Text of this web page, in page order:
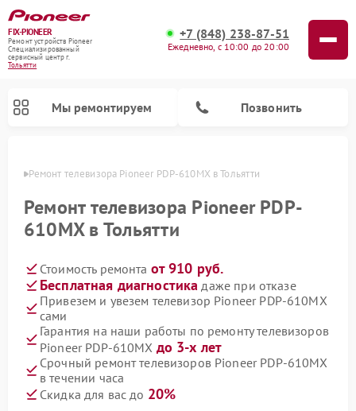
FIX-PIONEER
Ремонт устройств Pioneer
Специализированный
cервисный центр г.
Тольятти
+7 (848) 238-87-51
Ежедневно, с 10:00 до 20:00
Мы ремонтируем Позвонить
Ремонт телевизора Pioneer PDP-610MX в Тольятти
Ремонт телевизора Pioneer PDP-
610MX в Тольятти
Стоимость ремонта от 910 руб.
Бесплатная диагностика даже при отказе
Привезем и увезем телевизор Pioneer PDP-610MX
сами
Гарантия на наши работы по ремонту телевизоров
Pioneer PDP-610MX до 3-х лет
Срочный ремонт телевизоров Pioneer PDP-610MX
в течении часа
Скидка для вас до 20%